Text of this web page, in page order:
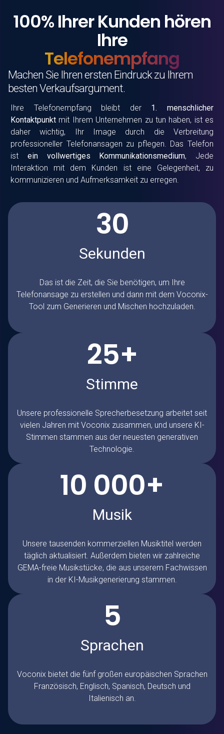
100% Ihrer Kunden hören
Ihre
Telefonempfang
Machen Sie Ihren ersten Eindruck zu Ihrem
besten Verkaufsargument.
Ihre Telefonempfang bleibt der1. menschlicher
Kontaktpunkt mit Ihrem Unternehmen zu tun haben, ist es
daher wichtig, Ihr Image durch die Verbreitung
professioneller Telefonansagen zu pflegen. Das Telefon
ist ein vollwertiges Kommunikationsmedium, Jede
Interaktion mit dem Kunden ist eine Gelegenheit, zu
kommunizieren und Aufmerksamkeit zu erregen.
30
Sekunden
Das ist die Zeit, die Sie benötigen, um Ihre
Telefonansage zu erstellen und dann mit dem Voconix-
Tool zum Generieren und Mischen hochzuladen.
25+
Stimme
Unsere professionelle Sprecherbesetzung arbeitet seit
vielen Jahren mit Voconix zusammen, und unsere KI-
Stimmen stammen aus der neuesten generativen
Technologie.
10 000+
Musik
Unsere tausenden kommerziellen Musiktitel werden
täglich aktualisiert. Außerdem bieten wir zahlreiche
GEMA-freie Musikstücke, die aus unserem Fachwissen
in der KI-Musikgenerierung stammen.
5
Sprachen
Voconix bietet die fünf großen europäischen Sprachen
Französisch, Englisch, Spanisch, Deutsch und
Italienisch an.